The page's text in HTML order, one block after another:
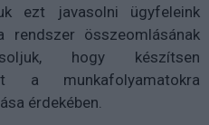
ezt javasolni ügyfeleink
összeomlásának
hogy készítsen
a munkafolyamatokra
érdekében.